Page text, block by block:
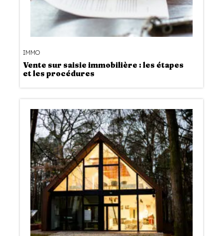
IMMO
Vente sur saisie immobilière : les étapes
et les procédures